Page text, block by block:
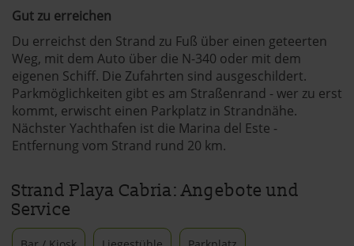
Gut zu erreichen
Du erreichst den Strand zu Fuß über einen geteerten
Weg, mit dem Auto über die N-340 oder mit dem
eigenen Schiff. Die Zufahrten sind ausgeschildert.
Parkmöglichkeiten gibt es am Straßenrand - wer zu erst
kommt, erwischt einen Parkplatz in Strandnähe.
Nächster Yachthafen ist die Marina del Este -
Entfernung vom Strand rund 20 km.
Strand Playa Cabria: Angebote und
Service